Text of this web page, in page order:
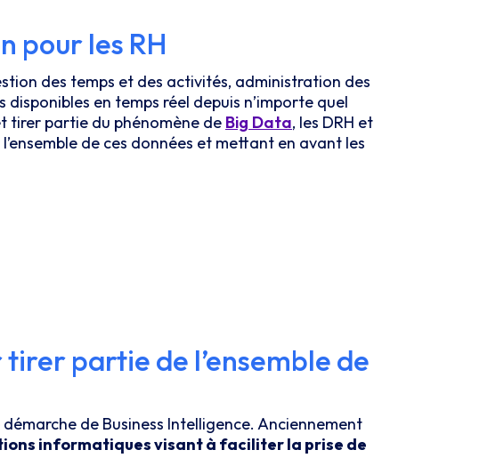
pour les RH
des temps et des activités, administration des
en temps réel depuis n’importe quel
tirer partie du phénomène de Big Data, les DRH et
de ces données et mettant en avant les
tirer partie de l’ensemble de
de Business Intelligence. Anciennement
informatiques visant à faciliter la prise de